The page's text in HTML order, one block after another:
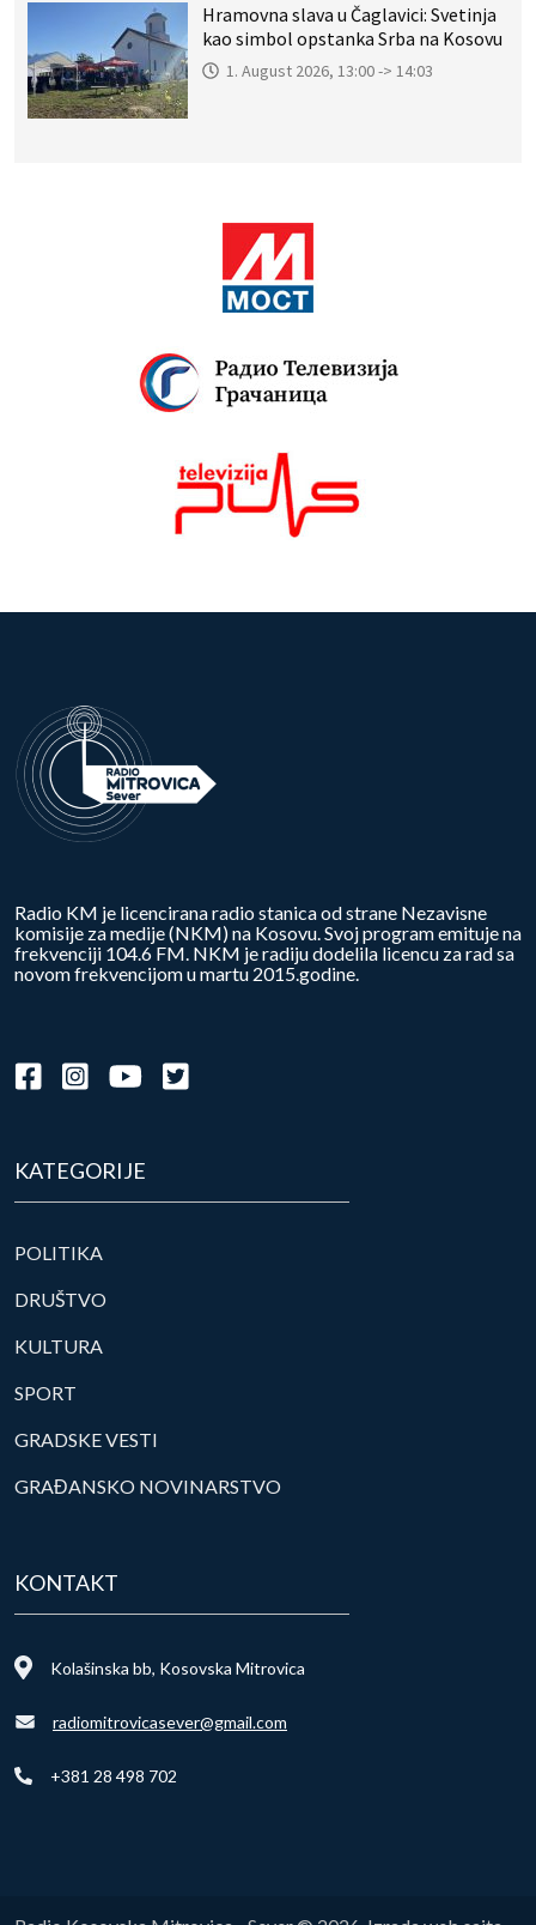
Hramovna slava u Čaglavici: Svetinja
kao simbol opstanka Srba na Kosovu
1. August 2026, 13:00 -> 14:03
Radio KM je licencirana radio stanica od strane Nezavisne
komisije za medije (NKM) na Kosovu. Svoj program emituje na
frekvenciji 104.6 FM. NKM je radiju dodelila licencu za rad sa
novom frekvencijom u martu 2015.godine.
KATEGORIJE
POLITIKA
DRUŠTVO
KULTURA
SPORT
GRADSKE VESTI
GRAĐANSKO NOVINARSTVO
KONTAKT
Kolašinska bb, Kosovska Mitrovica
radiomitrovicasever@gmail.com
+381 28 498 702